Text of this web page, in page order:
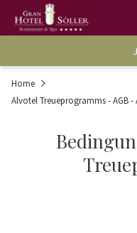
Home
Alvotel Treueprogramms - AGB